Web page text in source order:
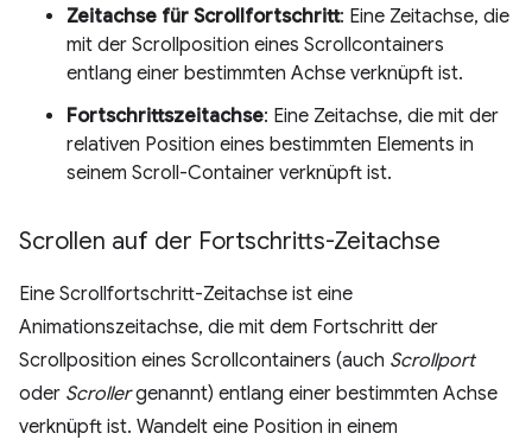
Zeitachse für Scrollfortschritt: Eine Zeitachse, die
mit der Scrollposition eines Scrollcontainers
entlang einer bestimmten Achse verknüpft ist.
Fortschrittszeitachse: Eine Zeitachse, die mit der
relativen Position eines bestimmten Elements in
seinem Scroll-Container verknüpft ist.
Scrollen auf der Fortschritts-Zeitachse
Eine Scrollfortschritt-Zeitachse ist eine
Animationszeitachse, die mit dem Fortschritt der
Scrollposition eines Scrollcontainers (auch Scrollport
oder Scrollergenannt) entlang einer bestimmten Achse
verknüpft ist. Wandelt eine Position in einem